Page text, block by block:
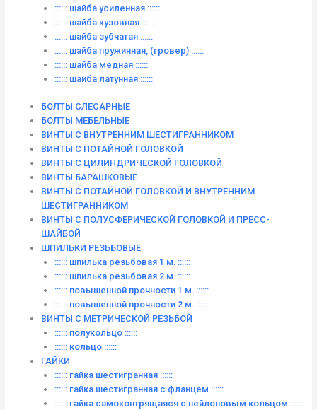
:::::: шайба усиленная ::::::
:::::: шайба кузовная ::::::
:::::: шайба зубчатая ::::::
:::::: шайба пружинная, (гровер) ::::::
:::::: шайба медная ::::::
:::::: шайба латунная ::::::
БОЛТЫ СЛЕСАРНЫЕ
БОЛТЫ МЕБЕЛЬНЫЕ
ВИНТЫ С ВНУТРЕННИМ ШЕСТИГРАННИКОМ
ВИНТЫ С ПОТАЙНОЙ ГОЛОВКОЙ
ВИНТЫ С ЦИЛИНДРИЧЕСКОЙ ГОЛОВКОЙ
ВИНТЫ БАРАШКОВЫЕ
ВИНТЫ С ПОТАЙНОЙ ГОЛОВКОЙ И ВНУТРЕННИМ
ШЕСТИГРАННИКОМ
ВИНТЫ С ПОЛУСФЕРИЧЕСКОЙ ГОЛОВКОЙ И ПРЕСС-
ШАЙБОЙ
ШПИЛЬКИ РЕЗЬБОВЫЕ
:::::: шпилька резьбовая 1 м. ::::::
:::::: шпилька резьбовая 2 м. ::::::
:::::: повышенной прочности 1 м. ::::::
:::::: повышенной прочности 2 м. ::::::
ВИНТЫ C МЕТРИЧЕСКОЙ РЕЗЬБОЙ
:::::: полукольцо ::::::
:::::: кольцо ::::::
ГАЙКИ
:::::: гайка шестигранная ::::::
:::::: гайка шестигранная с фланцем ::::::
:::::: гайка самоконтрящаяся с нейлоновым кольцом ::::::